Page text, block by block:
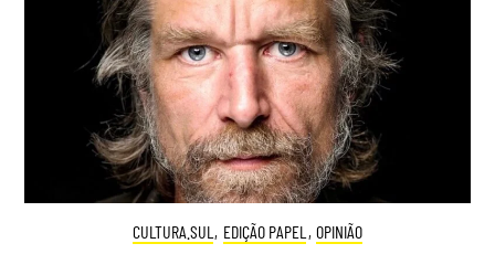
CULTURA.SUL , EDIÇÃO PAPEL , OPINIÃO